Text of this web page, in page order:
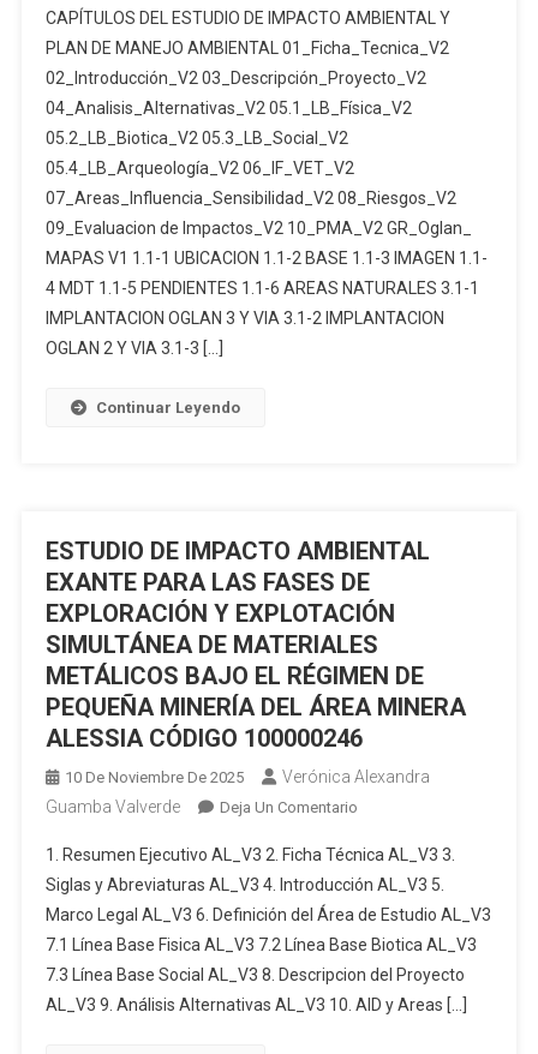
300814
Y
LOS
RÍOS
TRES
CÓDIGO
300947,
PARA
DE
EXPLORACIÓN
PROVINCIAS:
EL
ORO-
AZUAY”
DE
IMPACTO
AMBIENTAL
Y
PLAN
DE
MANEJO
AMBIENTAL
DE
BLOQUE
10
CAPÍTULOS DEL ESTUDIO DE IMPACTO AMBIENTAL Y
PLAN DE MANEJO AMBIENTAL 01_Ficha_Tecnica_V2
02_Introducción_V2 03_Descripción_Proyecto_V2
04_Analisis_Alternativas_V2 05.1_LB_Física_V2
05.2_LB_Biotica_V2 05.3_LB_Social_V2
05.4_LB_Arqueología_V2 06_IF_VET_V2
07_Areas_Influencia_Sensibilidad_V2 08_Riesgos_V2
09_Evaluacion de Impactos_V2 10_PMA_V2 GR_Oglan_
MAPAS V1 1.1-1 UBICACION 1.1-2 BASE 1.1-3 IMAGEN 1.1-
4 MDT 1.1-5 PENDIENTES 1.1-6 AREAS NATURALES 3.1-1
IMPLANTACION OGLAN 3 Y VIA 3.1-2 IMPLANTACION
OGLAN 2 Y VIA 3.1-3 […]
Continuar Leyendo
ESTUDIO DE IMPACTO AMBIENTAL
EXANTE PARA LAS FASES DE
EXPLORACIÓN Y EXPLOTACIÓN
SIMULTÁNEA DE MATERIALES
METÁLICOS BAJO EL RÉGIMEN DE
PEQUEÑA MINERÍA DEL ÁREA MINERA
ALESSIA CÓDIGO 100000246
10 De Noviembre De 2025
Verónica Alexandra
Guamba Valverde
Deja Un ComentarioEn
DE
IMPACTO
AMBIENTAL
EXANTE
PARA
LAS
1. Resumen Ejecutivo AL_V3 2. Ficha Técnica AL_V3 3.
Siglas y Abreviaturas AL_V3 4. Introducción AL_V3 5.
Marco Legal AL_V3 6. Definición del Área de Estudio AL_V3
7.1 Línea Base Fisica AL_V3 7.2 Línea Base Biotica AL_V3
7.3 Línea Base Social AL_V3 8. Descripcion del Proyecto
AL_V3 9. Análisis Alternativas AL_V3 10. AID y Areas […]